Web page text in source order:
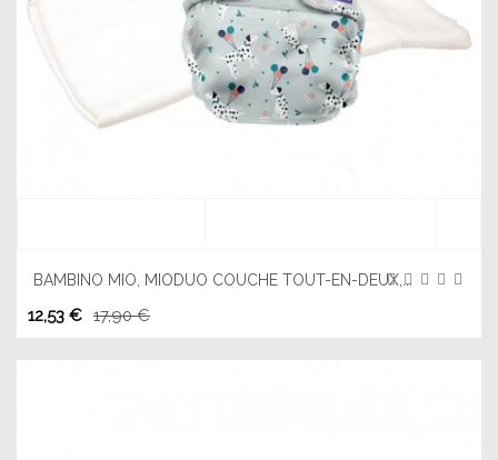
BAMBINO MIO, MIODUO COUCHE TOUT-EN-DEUX,...
12,53 € 17,90 €